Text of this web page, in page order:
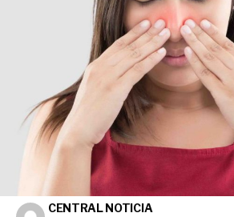
CENTRAL NOTICIA